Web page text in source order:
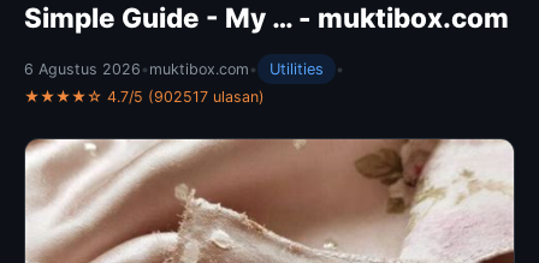
Simple Guide - My … - muktibox.com
6 Agustus 2026 • muktibox.com • Utilities
•
★★★★☆ 4.7/5 (902517 ulasan)